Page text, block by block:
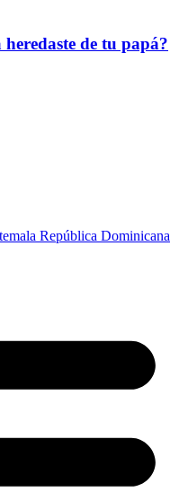
de tu papá?
República Dominicana